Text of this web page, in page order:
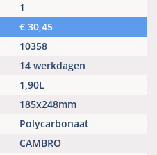
1
€30,45
10358
14 werkdagen
1,90L
185x248mm
Polycarbonaat
CAMBRO